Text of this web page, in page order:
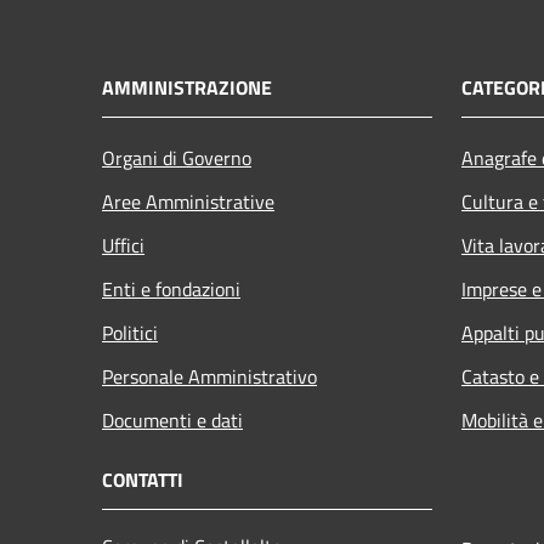
AMMINISTRAZIONE
Organi di Governo
Aree Amministrative
Uffici
Enti e fondazioni
Politici
Personale Amministrativo
Documenti e dati
Cultura
Vita
Imprese
Appalti
Catasto
Mobilità
CONTATTI